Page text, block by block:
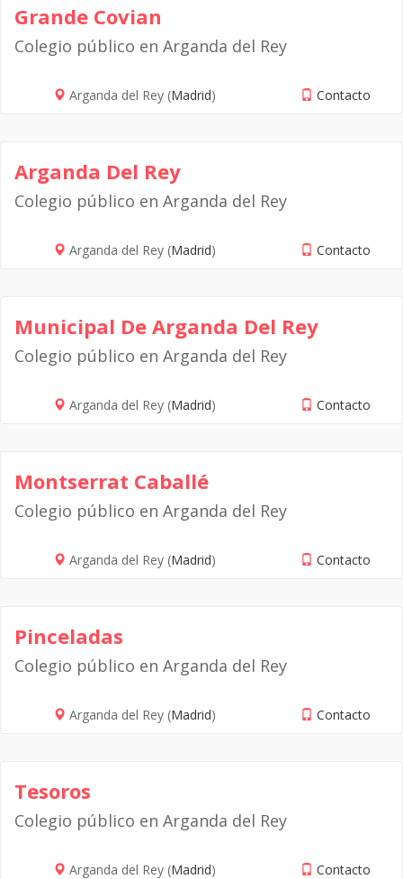
Grande Covian
Colegio público en Arganda del Rey
Arganda del Rey (Madrid) Contacto
Arganda Del Rey
Colegio público en Arganda del Rey
Arganda del Rey (Madrid) Contacto
Municipal De Arganda Del Rey
Colegio público en Arganda del Rey
Arganda del Rey (Madrid) Contacto
Montserrat Caballé
Colegio público en Arganda del Rey
Arganda del Rey (Madrid) Contacto
Pinceladas
Colegio público en Arganda del Rey
Arganda del Rey (Madrid) Contacto
Tesoros
Colegio público en Arganda del Rey
Arganda del Rey (Madrid) Contacto